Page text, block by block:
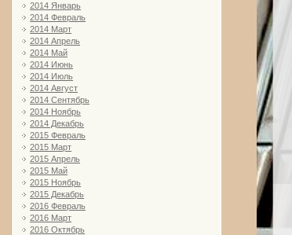
2014 Январь
2014 Февраль
2014 Март
2014 Апрель
2014 Май
2014 Июнь
2014 Июль
2014 Август
2014 Сентябрь
2014 Ноябрь
2014 Декабрь
2015 Февраль
2015 Март
2015 Апрель
2015 Май
2015 Ноябрь
2015 Декабрь
2016 Февраль
2016 Март
2016 Октябрь